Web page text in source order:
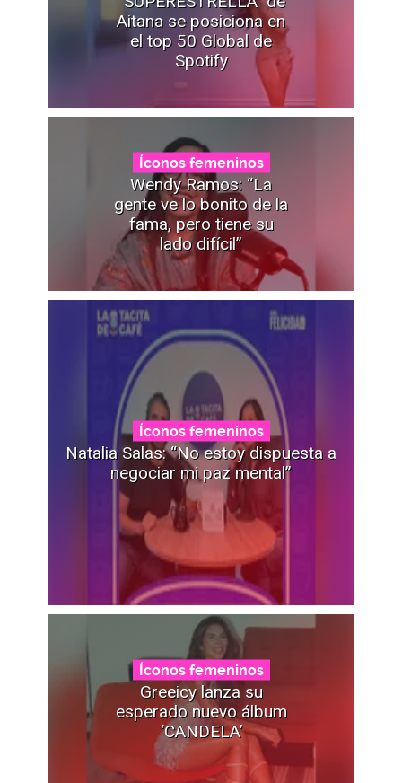
Aitana se posiciona en
el top 50 Global de
Spotify
Íconos femeninos
Wendy Ramos: “La
gente ve lo bonito de la
fama, pero tiene su
lado difícil”
Íconos femeninos
Natalia Salas: “No estoy dispuesta a
negociar mi paz mental”
Íconos femeninos
Greeicy lanza su
esperado nuevo álbum
‘CANDELA’